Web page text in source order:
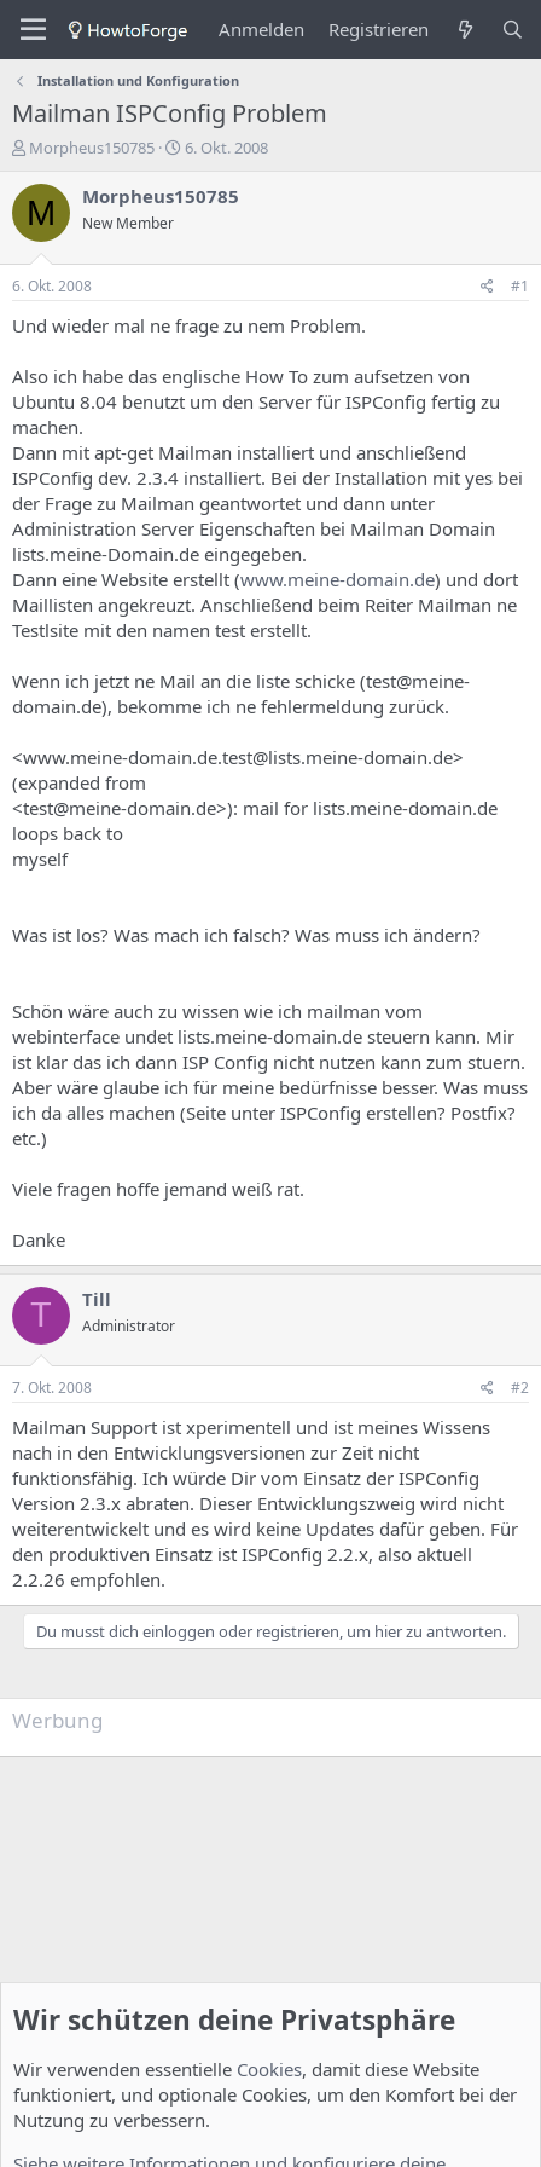
Anmelden Registrieren
Installation und Konfiguration
Mailman ISPConfig Problem
E
s
t
e
l
e
r
s
T
h
e
m
s
Morpheus150785
E
s
n
d
a
u
m
6. Okt. 2008
M Morpheus150785
New Member
6. Okt. 2008 #1
Und wieder mal ne frage zu nem Problem.
Also ich habe das englische How To zum aufsetzen von
Ubuntu 8.04 benutzt um den Server für ISPConfig fertig zu
machen.
Dann mit apt-get Mailman installiert und anschließend
ISPConfig dev. 2.3.4 installiert. Bei der Installation mit yes bei
der Frage zu Mailman geantwortet und dann unter
Administration Server Eigenschaften bei Mailman Domain
lists.meine-Domain.de eingegeben.
Dann eine Website erstellt (www.meine-domain.de) und dort
Maillisten angekreuzt. Anschließend beim Reiter Mailman ne
Testlsite mit den namen test erstellt.
Wenn ich jetzt ne Mail an die liste schicke (test@meine-
domain.de), bekomme ich ne fehlermeldung zurück.
<www.meine-domain.de.test@lists.meine-domain.de>
(expanded from
<test@meine-domain.de>): mail for lists.meine-domain.de
loops back to
myself
Was ist los? Was mach ich falsch? Was muss ich ändern?
Schön wäre auch zu wissen wie ich mailman vom
webinterface undet lists.meine-domain.de steuern kann. Mir
ist klar das ich dann ISP Config nicht nutzen kann zum stuern.
Aber wäre glaube ich für meine bedürfnisse besser. Was muss
ich da alles machen (Seite unter ISPConfig erstellen? Postfix?
etc.)
Viele fragen hoffe jemand weiß rat.
Danke
T Till
Administrator
7. Okt. 2008 #2
Mailman Support ist xperimentell und ist meines Wissens
nach in den Entwicklungsversionen zur Zeit nicht
funktionsfähig. Ich würde Dir vom Einsatz der ISPConfig
Version 2.3.x abraten. Dieser Entwicklungszweig wird nicht
weiterentwickelt und es wird keine Updates dafür geben. Für
den produktiven Einsatz ist ISPConfig 2.2.x, also aktuell
2.2.26 empfohlen.
Du musst dich einloggen oder registrieren, um hier zu antworten.
Werbung
Wir schützen deine Privatsphäre
Wir verwenden essentielle Cookies, damit diese Website
funktioniert, und optionale Cookies, um den Komfort bei der
Nutzung zu verbessern.